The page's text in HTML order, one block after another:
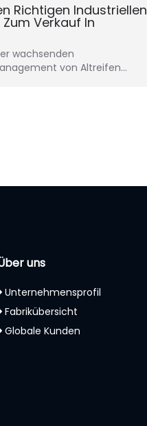
Richtigen Industriellen
Verkauf In
wachsenden
von Altreifen...
uns
Unternehmensprofil
Fabrikübersicht
Globale Kunden